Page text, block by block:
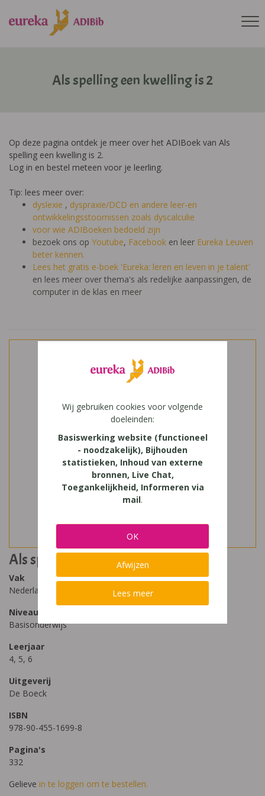
Als spelling een kwelling is 2
Op deze pagina ontdek je meer over het ADIBoek van Als
spelling een kwelling is 2.
Log in en bestel meteen voor je leerling.
Tip: lees meer over:
dyslexie , dyspraxie/DCD en andere leer-en
ontwikkelingsstoornissen zoals dyscalculie
voor wie ADIBoeken bedoeld zijn
bezoek ons op Youtube, Facebook en leer Eureka Leuven
beter kennen.
Lees het gratis e-boek 'Eureka: leren en leven in je talent'
en lees meer over thema's als redelijke aanpassingen, de
computer in de klas en meer
Als spelling een kwelling is 2
Vak
Nederlands
Niveau
Basisonderwijs
Leerjaar
4, 5, 6
Uitgeverij
De Boeck
ISBN
978-90-455-1699-8
Pagina's
332
Gelieve in te loggen om te bestellen.
Wij gebruiken cookies voor volgende
doeleinden:
Basiswerking website (functioneel
- noodzakelijk), Bijhouden
statistieken, Inhoud van externe
bronnen, Live Chat,
Toegankelijkheid, Informeren via
mail.
OK
Afwijzen
Lees meer